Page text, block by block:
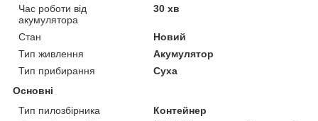
Час роботи від
акумулятора
30 хв
Стан
Новий
Тип живлення
Акумулятор
Тип прибирання
Суха
Основні
Тип пилозбірника
Контейнер